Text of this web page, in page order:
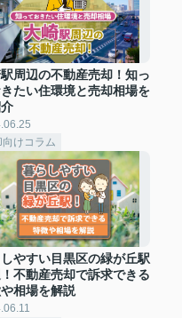
周辺の不動産売却！知っ
たい住環境と売却相場を
向けコラム
やすい目黒区の緑が丘駅
不動産売却で訴求できる
相場を解説